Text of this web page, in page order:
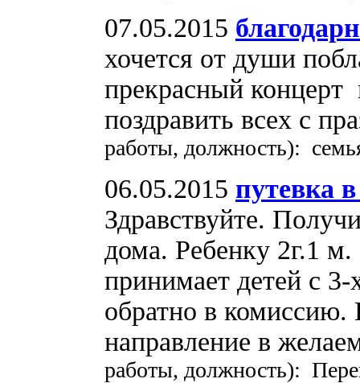
07.05.2015
хочется от души
прекрасный
поздравить всех с
работы, должность):
06.05.2015 путевка
Здравствуйте.
дома. Ребенку 2г.1
принимает детей с
обратно в комиссию.
направление в
работы, должность):